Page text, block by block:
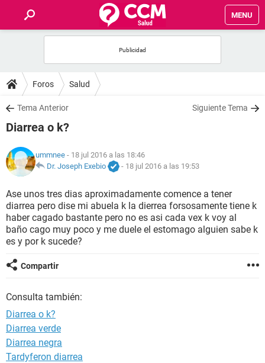
MENU
FOROS
SALUD
NUTRICIÓN
BIENESTAR
SEXUALIDAD
GLOSARIO
Foros Salud
Tema Anterior Siguiente Tema
Diarrea o k?
ummnee - 18 jul 2016 a las 18:46
Dr. Joseph Exebio
- 18 jul 2016 a las 19:53
Ase unos tres dias aproximadamente comence a tener
diarrea pero dise mi abuela k la dierrea forsosamente tiene k
haber cagado bastante pero no es asi cada vex k voy al
baño cago muy poco y me duele el estomago alguien sabe k
es y por k sucede?
Compartir
Consulta también:
Diarrea o k?
Diarrea verde
Diarrea negra
Tardyferon diarrea